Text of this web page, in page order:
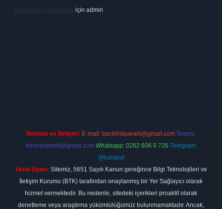
Baskın Alel Ne Demek için admin
Reklam ve İletişim: E-mail: backlinkpaneli@gmail.com Teams:
forumhizmeti@gmail.com Whatsapp: 0262 606 0 726 Telegram:
@karabul
Yasal Uyarı: Sitemiz, 5651 Sayılı Kanun gereğince Bilgi Teknolojileri ve
İletişim Kurumu (BTK) tarafından onaylanmış bir Yer Sağlayıcı olarak
hizmet vermektedir. Bu nedenle, sitedeki içerikleri proaktif olarak
denetleme veya araştırma yükümlülüğümüz bulunmamaktadır. Ancak,